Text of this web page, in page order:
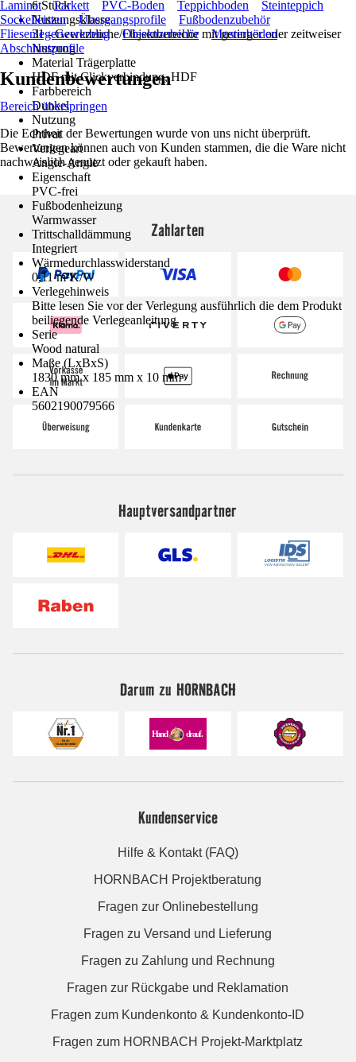
6 Stück
Nutzungsklasse
31 - Gewerbliche/Objektbereiche mit geringer oder zeitweiser
Nutzung
Material Trägerplatte
HDF mit Clickverbindung, HDF
Farbbereich
Dunkel
Nutzung
Privat
Verlegeart
Angle-Angle
Eigenschaft
PVC-frei
Fußbodenheizung
Warmwasser
Trittschalldämmung
Integriert
Wärmedurchlasswiderstand
0,11 m²K/W
Verlegehinweis
Bitte lesen Sie vor der Verlegung ausführlich die dem Produkt
beiliegende Verlegeanleitung
Serie
Wood natural
Maße (LxBxS)
1830 mm x 185 mm x 10 mm
EAN
5602190079566
Laminat Parkett PVC-Boden Teppichboden
Steinteppich
Sockelleisten
Übergangsprofile
Fußbodenzubehör
Fliesenlegerwerkzeug
Fliesenzubehör
Musterböden
Abschlussprofile
Kundenbewertungen
Bereich überspringen
Die Echtheit der Bewertungen wurde von uns nicht überprüft.
Bewertungen können auch von Kunden stammen, die die Ware nicht
nachweislich genutzt oder gekauft haben.
Zahlarten
Hauptversandpartner
Darum zu HORNBACH
Kundenservice
Hilfe & Kontakt (FAQ)
HORNBACH Projektberatung
Fragen zur Onlinebestellung
Fragen zu Versand und Lieferung
Fragen zu Zahlung und Rechnung
Fragen zur Rückgabe und Reklamation
Fragen zum Kundenkonto & Kundenkonto-ID
Fragen zum HORNBACH Projekt-Marktplatz